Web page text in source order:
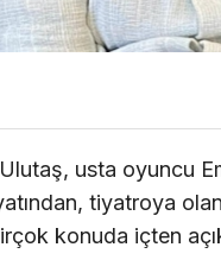
usta oyuncu
tiyatroya
konuda içten